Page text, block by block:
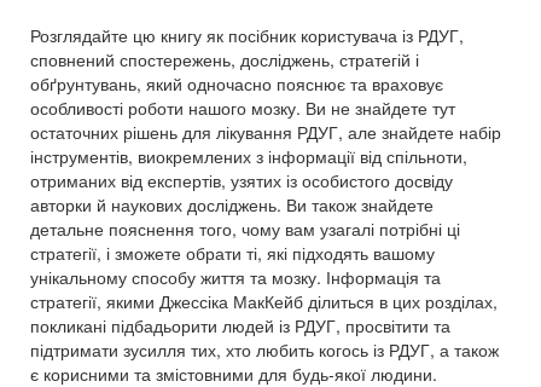
Розглядайте цю книгу як посібник користувача із РДУГ,
сповнений спостережень, досліджень, стратегій і
обґрунтувань, який одночасно пояснює та враховує
особливості роботи нашого мозку. Ви не знайдете тут
остаточних рішень для лікування РДУГ, але знайдете набір
інструментів, виокремлених з інформації від спільноти,
отриманих від експертів, узятих із особистого досвіду
авторки й наукових досліджень. Ви також знайдете
детальне пояснення того, чому вам узагалі потрібні ці
стратегії, і зможете обрати ті, які підходять вашому
унікальному способу життя та мозку. Інформація та
стратегії, якими Джессіка МакКейб ділиться в цих розділах,
покликані підбадьорити людей із РДУГ, просвітити та
підтримати зусилля тих, хто любить когось із РДУГ, а також
є корисними та змістовними для будь-якої людини.